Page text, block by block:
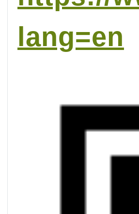
lang=en